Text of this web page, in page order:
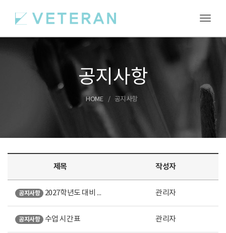
공지사항
HOME 공지사항
제목 작성자
공지사항 2027학년도 대비 여름특강 안내 관리자
공지사항 수업 시간표 관리자